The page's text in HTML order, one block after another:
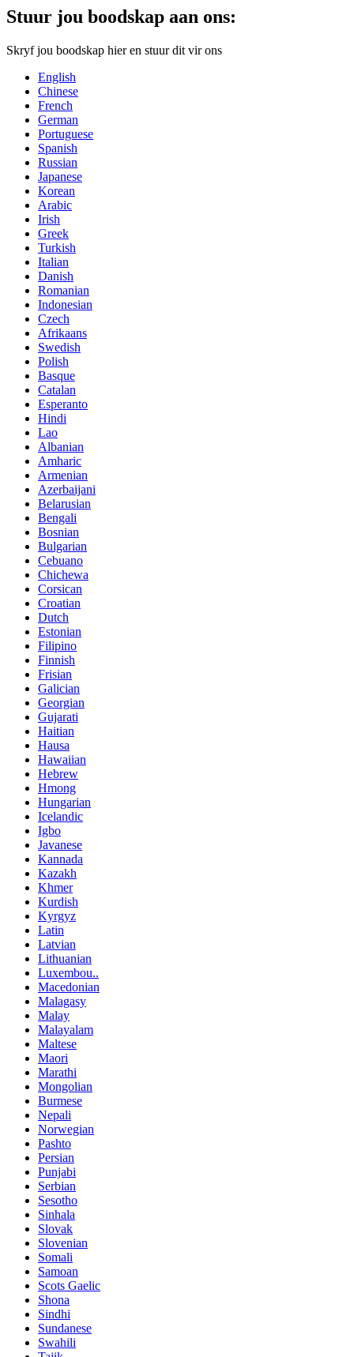
Stuur jou boodskap aan ons:
Skryf jou boodskap hier en stuur dit vir ons
English
Chinese
French
German
Portuguese
Spanish
Russian
Japanese
Korean
Arabic
Irish
Greek
Turkish
Italian
Danish
Romanian
Indonesian
Czech
Afrikaans
Swedish
Polish
Basque
Catalan
Esperanto
Hindi
Lao
Albanian
Amharic
Armenian
Azerbaijani
Belarusian
Bengali
Bosnian
Bulgarian
Cebuano
Chichewa
Corsican
Croatian
Dutch
Estonian
Filipino
Finnish
Frisian
Galician
Georgian
Gujarati
Haitian
Hausa
Hawaiian
Hebrew
Hmong
Hungarian
Icelandic
Igbo
Javanese
Kannada
Kazakh
Khmer
Kurdish
Kyrgyz
Latin
Latvian
Lithuanian
Luxembou..
Macedonian
Malagasy
Malay
Malayalam
Maltese
Maori
Marathi
Mongolian
Burmese
Nepali
Norwegian
Pashto
Persian
Punjabi
Serbian
Sesotho
Sinhala
Slovak
Slovenian
Somali
Samoan
Scots Gaelic
Shona
Sindhi
Sundanese
Swahili